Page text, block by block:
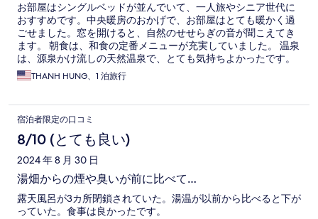
お部屋はシングルベッドが並んでいて、一人旅やシニア世代に
おすすめです。中央暖房のおかげで、お部屋はとても暖かく過
ごせました。窓を開けると、自然のせせらぎの音が聞こえてき
ます。 朝食は、和食の定番メニューが充実していました。 温泉
は、源泉かけ流しの天然温泉で、とても気持ちよかったです。
温泉の熱さに驚きましたが、とてもリラックスできました。 ま
た、自然を満喫するために、ホテルに長めに滞在することをお
THANH HUNG、1 泊旅行
宿泊者限定の口コミ
8/10 (とても良い)
2024 年 8 月 30 日
湯畑からの煙や臭いが前に比べて…
露天風呂が3カ所閉鎖されていた。湯温が以前から比べると下が
っていた。食事は良かったです。